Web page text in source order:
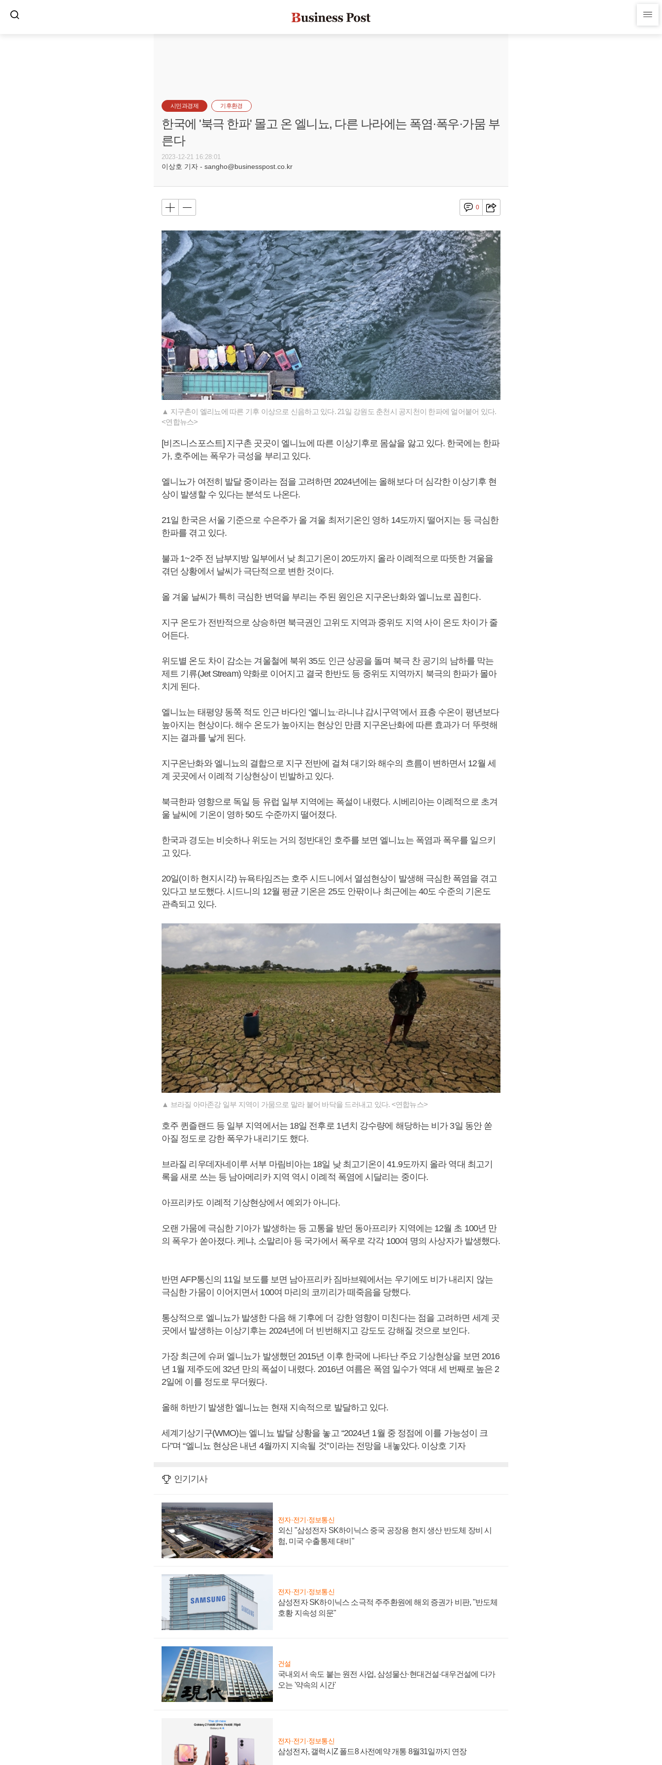
시민과경제 기후환경
한국에 '북극 한파' 몰고 온 엘니뇨, 다른 나라에는 폭염·폭우·가뭄 부
른다
2023-12-21 16:28:01
이상호 기자 - sangho@businesspost.co.kr
0
▲ 지구촌이 엘리뇨에 따른 기후 이상으로 신음하고 있다. 21일 강원도 춘천시 공지천이 한파에 얼어붙어 있다.
<연합뉴스>
[비즈니스포스트] 지구촌 곳곳이 엘니뇨에 따른 이상기후로 몸살을 앓고 있다. 한국에는 한파
가, 호주에는 폭우가 극성을 부리고 있다.
엘니뇨가 여전히 발달 중이라는 점을 고려하면 2024년에는 올해보다 더 심각한 이상기후 현
상이 발생할 수 있다는 분석도 나온다.
21일 한국은 서울 기준으로 수은주가 올 겨울 최저기온인 영하 14도까지 떨어지는 등 극심한
한파를 겪고 있다.
불과 1~2주 전 남부지방 일부에서 낮 최고기온이 20도까지 올라 이례적으로 따뜻한 겨울을
겪던 상황에서 날씨가 극단적으로 변한 것이다.
올 겨울 날씨가 특히 극심한 변덕을 부리는 주된 원인은 지구온난화와 엘니뇨로 꼽힌다.
지구 온도가 전반적으로 상승하면 북극권인 고위도 지역과 중위도 지역 사이 온도 차이가 줄
어든다.
위도별 온도 차이 감소는 겨울철에 북위 35도 인근 상공을 돌며 북극 찬 공기의 남하를 막는
제트 기류(Jet Stream) 약화로 이어지고 결국 한반도 등 중위도 지역까지 북극의 한파가 몰아
치게 된다.
엘니뇨는 태평양 동쪽 적도 인근 바다인 ‘엘니뇨·라니냐 감시구역’에서 표층 수온이 평년보다
높아지는 현상이다. 해수 온도가 높아지는 현상인 만큼 지구온난화에 따른 효과가 더 뚜렷해
지는 결과를 낳게 된다.
지구온난화와 엘니뇨의 결합으로 지구 전반에 걸쳐 대기와 해수의 흐름이 변하면서 12월 세
계 곳곳에서 이례적 기상현상이 빈발하고 있다.
북극한파 영향으로 독일 등 유럽 일부 지역에는 폭설이 내렸다. 시베리아는 이례적으로 초겨
울 날씨에 기온이 영하 50도 수준까지 떨어졌다.
한국과 경도는 비슷하나 위도는 거의 정반대인 호주를 보면 엘니뇨는 폭염과 폭우를 일으키
고 있다.
20일(이하 현지시각) 뉴욕타임즈는 호주 시드니에서 열섬현상이 발생해 극심한 폭염을 겪고
있다고 보도했다. 시드니의 12월 평균 기온은 25도 안팎이나 최근에는 40도 수준의 기온도
관측되고 있다.
▲ 브라질 아마존강 일부 지역이 가뭄으로 말라 붙어 바닥을 드러내고 있다. <연합뉴스>
호주 퀸즐랜드 등 일부 지역에서는 18일 전후로 1년치 강수량에 해당하는 비가 3일 동안 쏟
아질 정도로 강한 폭우가 내리기도 했다.
브라질 리우데자네이루 서부 마림비아는 18일 낮 최고기온이 41.9도까지 올라 역대 최고기
록을 새로 쓰는 등 남아메리카 지역 역시 이례적 폭염에 시달리는 중이다.
아프리카도 이례적 기상현상에서 예외가 아니다.
오랜 가뭄에 극심한 기아가 발생하는 등 고통을 받던 동아프리카 지역에는 12월 초 100년 만
의 폭우가 쏟아졌다. 케냐, 소말리아 등 국가에서 폭우로 각각 100여 명의 사상자가 발생했다.
반면 AFP통신의 11일 보도를 보면 남아프리카 짐바브웨에서는 우기에도 비가 내리지 않는
극심한 가뭄이 이어지면서 100여 마리의 코끼리가 떼죽음을 당했다.
통상적으로 엘니뇨가 발생한 다음 해 기후에 더 강한 영향이 미친다는 점을 고려하면 세계 곳
곳에서 발생하는 이상기후는 2024년에 더 빈번해지고 강도도 강해질 것으로 보인다.
가장 최근에 슈퍼 엘니뇨가 발생했던 2015년 이후 한국에 나타난 주요 기상현상을 보면 2016
년 1월 제주도에 32년 만의 폭설이 내렸다. 2016년 여름은 폭염 일수가 역대 세 번째로 높은 2
2일에 이를 정도로 무더웠다.
올해 하반기 발생한 엘니뇨는 현재 지속적으로 발달하고 있다.
세계기상기구(WMO)는 엘니뇨 발달 상황을 놓고 “2024년 1월 중 정점에 이를 가능성이 크
다”며 “엘니뇨 현상은 내년 4월까지 지속될 것”이라는 전망을 내놓았다. 이상호 기자
인기기사
전자·전기·정보통신
외신 "삼성전자 SK하이닉스 중국 공장용 현지 생산 반도체 장비 시
험, 미국 수출통제 대비"
전자·전기·정보통신
삼성전자 SK하이닉스 소극적 주주환원에 해외 증권가 비판, "반도체
호황 지속성 의문"
건설
국내외서 속도 붙는 원전 사업, 삼성물산·현대건설·대우건설에 다가
오는 '약속의 시간'
전자·전기·정보통신
삼성전자, 갤럭시Z 폴드8 사전예약 개통 8월31일까지 연장